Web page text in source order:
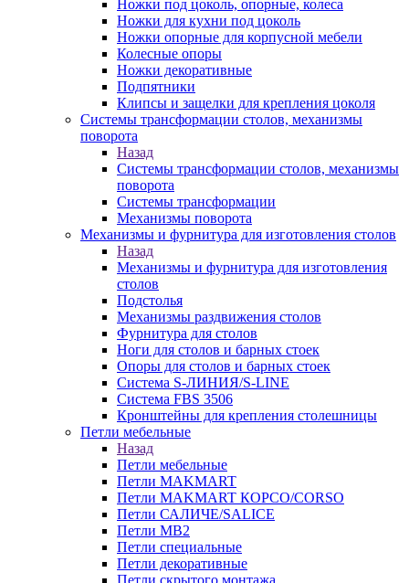
Ножки под цоколь, опорные, колеса
Ножки для кухни под цоколь
Ножки опорные для корпусной мебели
Колесные опоры
Ножки декоративные
Подпятники
Клипсы и защелки для крепления цоколя
Системы трансформации столов, механизмы
поворота
Назад
Системы трансформации столов, механизмы
поворота
Системы трансформации
Механизмы поворота
Механизмы и фурнитура для изготовления столов
Назад
Механизмы и фурнитура для изготовления
столов
Подстолья
Механизмы раздвижения столов
Фурнитура для столов
Ноги для столов и барных стоек
Опоры для столов и барных стоек
Система S-ЛИНИЯ/S-LINE
Система FBS 3506
Кронштейны для крепления столешницы
Петли мебельные
Назад
Петли мебельные
Петли MAKMART
Петли MAKMART КОРСО/CORSO
Петли САЛИЧЕ/SALICE
Петли MB2
Петли специальные
Петли декоративные
Петли скрытого монтажа